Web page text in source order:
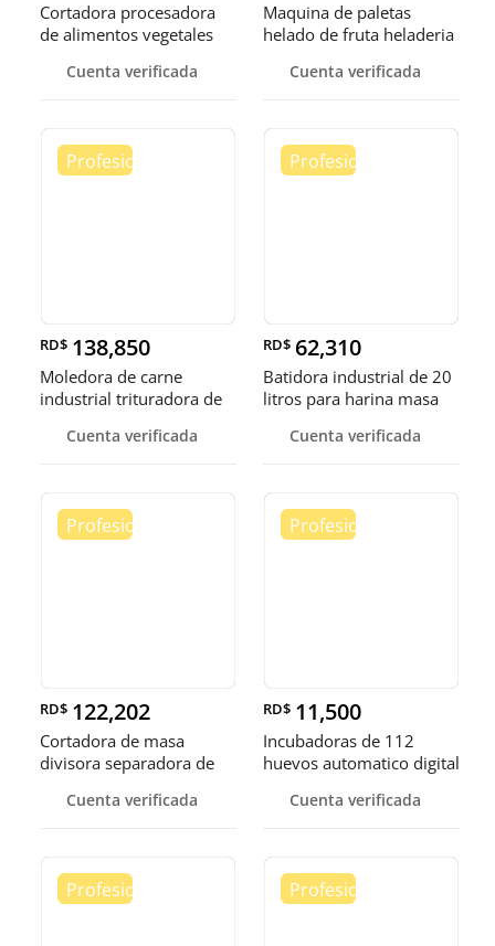
Cortadora procesadora
de alimentos vegetales
Cuenta verificada
Maquina de paletas
helado de fruta heladeria
Cuenta verificada
RD$ 138,850
Moledora de carne
industrial trituradora de
Cuenta verificada
RD$ 62,310
Batidora industrial de 20
litros para harina masa
Cuenta verificada
RD$ 122,202
Cortadora de masa
divisora separadora de
Cuenta verificada
RD$ 11,500
Incubadoras de 112
huevos automatico digital
Cuenta verificada